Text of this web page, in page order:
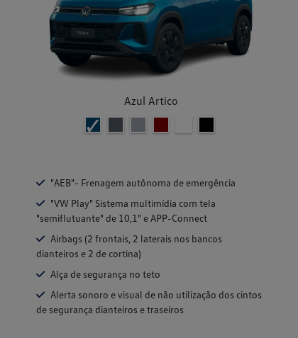
Azul Artico
"AEB"- Frenagem autônoma de emergência
"VW Play" Sistema multimídia com tela
"semiflutuante" de 10,1" e APP-Connect
Airbags (2 frontais, 2 laterais nos bancos
dianteiros e 2 de cortina)
Alça de segurança no teto
Alerta sonoro e visual de não utilização dos cintos
de segurança dianteiros e traseiros